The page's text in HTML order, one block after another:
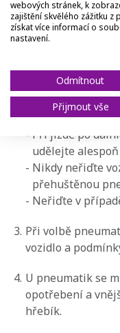
1. Doporučujeme,
se pneumatik,
doporučení
Tlak v
alespoň jednou
pneumatiky.
- Při jízdě po
udělejte
- Nikdy neřiďte
přehuštěnou
- Neřiďte v
3. Při volbě
vozidlo a
4. U pneumatik se
opotřebení a
hřebík.
webových stránek, k
zajištění skvělého zážitku z
získat více informací o
nastavení.
Odmítnout
Přijmout vše